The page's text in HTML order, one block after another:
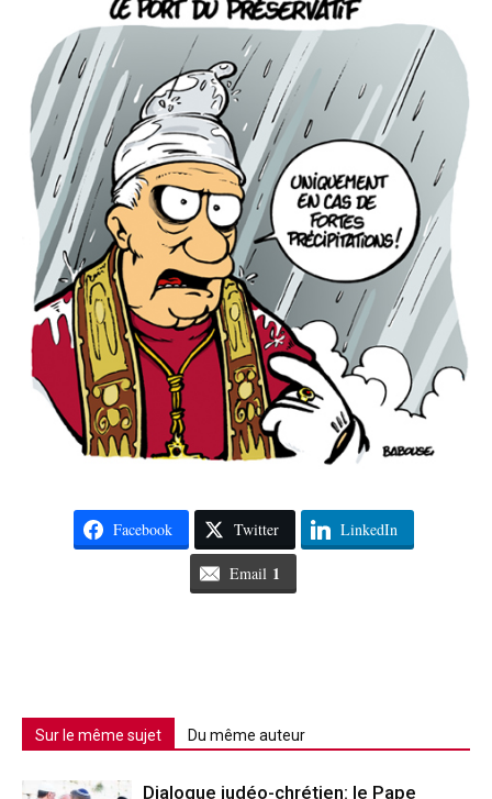
Facebook Twitter LinkedIn
Email 1
Sur le même sujet Du même auteur
Dialogue judéo-chrétien: le Pape